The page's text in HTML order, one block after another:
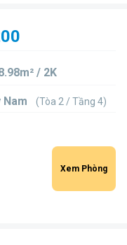
/ 2K
Nam (Tòa 2 / Tầng 4)
Xem Phòng